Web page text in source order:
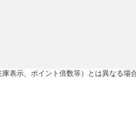
表示、ポイント倍数等）とは異なる場